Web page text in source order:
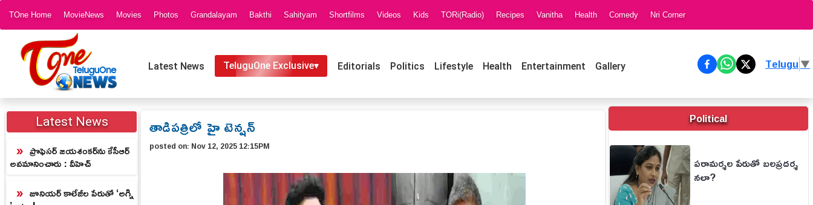
TOne Home MovieNews Movies Photos Grandalayam Bakthi Sahityam Shortfilms Videos Kids TORi(Radio) Recipes Vanitha Health Comedy Nri Corner
Latest News TeluguOne Exclusive▾ Editorials Politics Lifestyle Health Entertainment Gallery Telugu▼
Latest News
ప్రొఫెసర్‌ జయశంకర్‌ను కేసీఆర్‌
అవమానించారు : వీహెచ్
జూనియర్‌ కాలేజీల పేరుతో ‘అగ్ని
తాడిపత్రిలో హై టెన్షన్
posted on: Nov 12, 2025 12:15PM
Political
పరామర్శల పేరుతో బలప్రదర్శ
నలా?